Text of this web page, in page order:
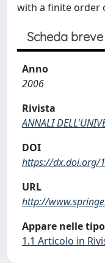
with a finite order
Scheda breve
Anno
2006
Rivista
ANNALI
DOI
https://dx.doi.org/
URL
http://
Appare nelle
1.1 Articolo in